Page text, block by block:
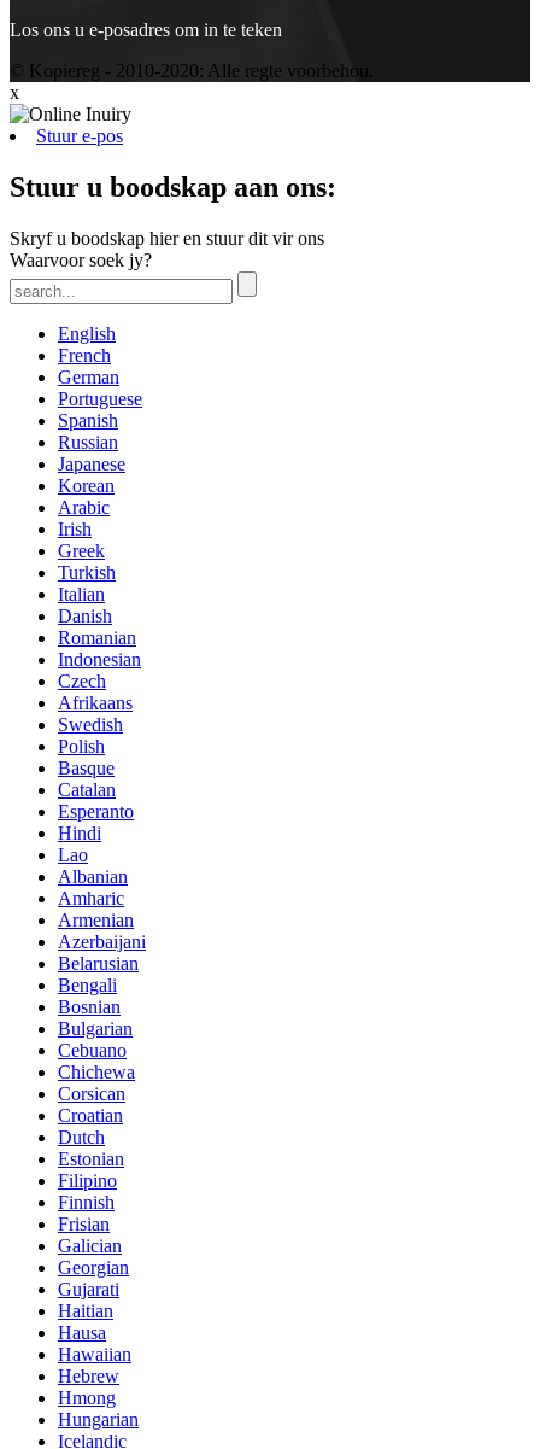
Los ons u e-posadres om in te teken
© Kopiereg - 2010-2020: Alle regte voorbehou.
x
Stuur e-pos
Stuur u boodskap aan ons:
Skryf u boodskap hier en stuur dit vir ons
Waarvoor soek jy?
English
French
German
Portuguese
Spanish
Russian
Japanese
Korean
Arabic
Irish
Greek
Turkish
Italian
Danish
Romanian
Indonesian
Czech
Afrikaans
Swedish
Polish
Basque
Catalan
Esperanto
Hindi
Lao
Albanian
Amharic
Armenian
Azerbaijani
Belarusian
Bengali
Bosnian
Bulgarian
Cebuano
Chichewa
Corsican
Croatian
Dutch
Estonian
Filipino
Finnish
Frisian
Galician
Georgian
Gujarati
Haitian
Hausa
Hawaiian
Hebrew
Hmong
Hungarian
Icelandic